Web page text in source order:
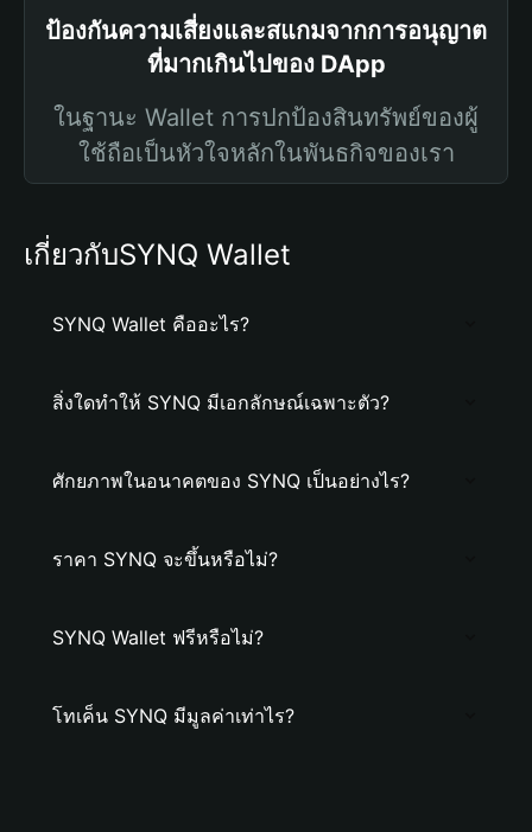
ป้องกันความเสี่ยงและสแกมจากการอนุญาต
ที่มากเกินไปของ DApp
ในฐานะ Wallet การปกป้องสินทรัพย์ของผู้
ใช้ถือเป็นหัวใจหลักในพันธกิจของเรา
เกี่ยวกับSYNQ Wallet
SYNQ Wallet คืออะไร?
สิ่งใดทำให้ SYNQ มีเอกลักษณ์เฉพาะตัว?
ศักยภาพในอนาคตของ SYNQ เป็นอย่างไร?
ราคา SYNQ จะขึ้นหรือไม่?
SYNQ Wallet ฟรีหรือไม่?
โทเค็น SYNQ มีมูลค่าเท่าไร?